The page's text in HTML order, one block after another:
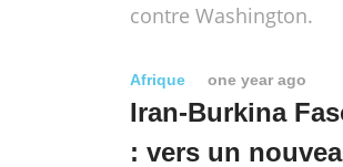
contre Washington.
Afrique one year ago
Iran-Burkina
: vers un